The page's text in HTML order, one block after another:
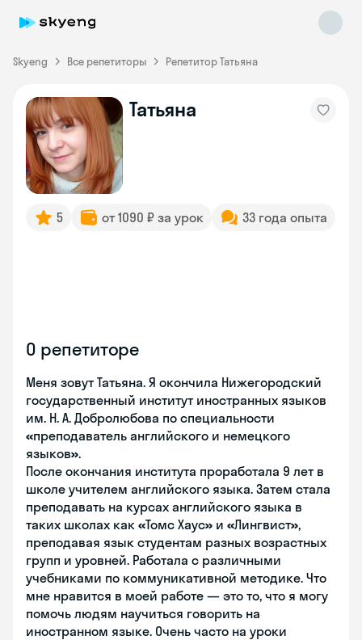
Skyeng Все репетиторы Репетитор Татьяна
Татьяна
5 от 1090 ₽ за урок 33 года опыта
О репетиторе
Меня зовут Татьяна. Я окончила Нижегородский
государственный институт иностранных языков
им. Н. А. Добролюбова по специальности
«преподаватель английского и немецкого
языков».
После окончания института проработала 9 лет в
школе учителем английского языка. Затем стала
преподавать на курсах английского языка в
таких школах как «Томс Хаус» и «Лингвист»,
преподавая язык студентам разных возрастных
групп и уровней. Работала с различными
учебниками по коммуникативной методике. Что
мне нравится в моей работе — это то, что я могу
помочь людям научиться говорить на
иностранном языке. Очень часто на уроки